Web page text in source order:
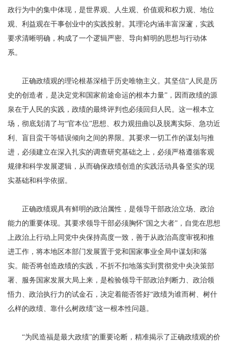
政行为中的集中体现，是世界观、人生观、价值观和权力观、地位
观、利益观在干事创业中的实践投射。其理论内涵丰富深邃，实践
要求清晰明确，构成了一个逻辑严密、导向鲜明的思想与行动体
系。
正确政绩观的理论根基深植于历史唯物主义。其坚信“人民是历
史的创造者，是决定党和国家前途命运的根本力量”，因而政绩的源
泉在于人民的实践，政绩的最终评判也必须回归人民。这一根本立
场，彻底划清了与“官本位”思想、权力观扭曲以及脱离实际、急功近
利、盲目蛮干等错误倾向之间的界限。其要求一切工作的谋划与推
进，必须建立在深入扎实的调查研究基础之上，必须严格遵循客观
规律和科学发展逻辑，从而确保政绩创造的实践活动具备坚实的现
实基础和科学依据。
正确政绩观具有鲜明的政治属性，是领导干部政治立场、政治
能力的重要体现。其要求领导干部必须胸怀“国之大者”，自觉在思想
上政治上行动上同党中央保持高度一致，善于从政治高度审视和推
进工作，将本地区本部门发展置于党和国家事业全局中谋划和落
实。能否将创造政绩的实践，不折不扣地落实到贯彻党中央决策部
署、服务国家发展大局上来，是检验领导干部政治判断力、政治领
悟力、政治执行力的试金石，决定着能否答好“政绩为谁而树、树什
么样的政绩、靠什么树政绩”这一根本性问题。
“为民造福是最大政绩”的重要论断，精准揭示了正确政绩观的价